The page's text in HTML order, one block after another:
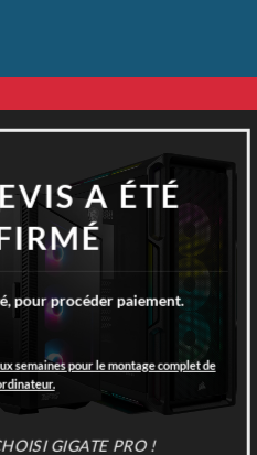
A ÉTÉ
pour procéder paiement.
semaines pour le montage complet de
GIGATE PRO !